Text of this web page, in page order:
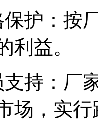
护：按
利益。
持：厂
场，实